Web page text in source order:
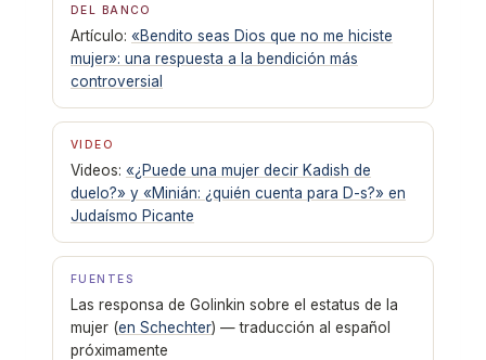
DEL BANCO
Artículo: «Bendito seas Dios que no me hiciste
mujer»: una respuesta a la bendición más
controversial
VIDEO
Videos: «¿Puede una mujer decir Kadish de
duelo?» y «Minián: ¿quién cuenta para D-s?» en
Judaísmo Picante
FUENTES
Las responsa de Golinkin sobre el estatus de la
mujer (en Schechter) — traducción al español
próximamente